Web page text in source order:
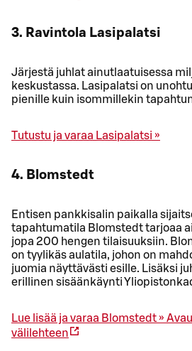
3. Ravintola Lasipalatsi
Järjestä juhlat ainutlaatuisessa
keskustassa. Lasipalatsi on
pienille kuin isommillekin
Tutustu ja varaa Lasipalatsi »
4. Blomstedt
Entisen pankkisalin paikalla
tapahtumatila Blomstedt tarjoaa
jopa 200 hengen tilaisuuksiin.
on tyylikäs aulatila, johon on
juomia näyttävästi esille. Lisäksi
erillinen sisäänkäynti
Lue lisää ja varaa Blomstedt »
välilehteen